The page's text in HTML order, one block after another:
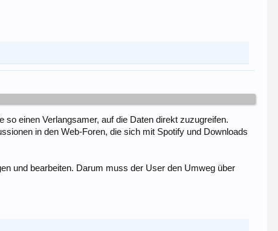
einen Verlangsamer, auf die Daten direkt zuzugreifen.
in den Web-Foren, die sich mit Spotify und Downloads
und bearbeiten. Darum muss der User den Umweg über